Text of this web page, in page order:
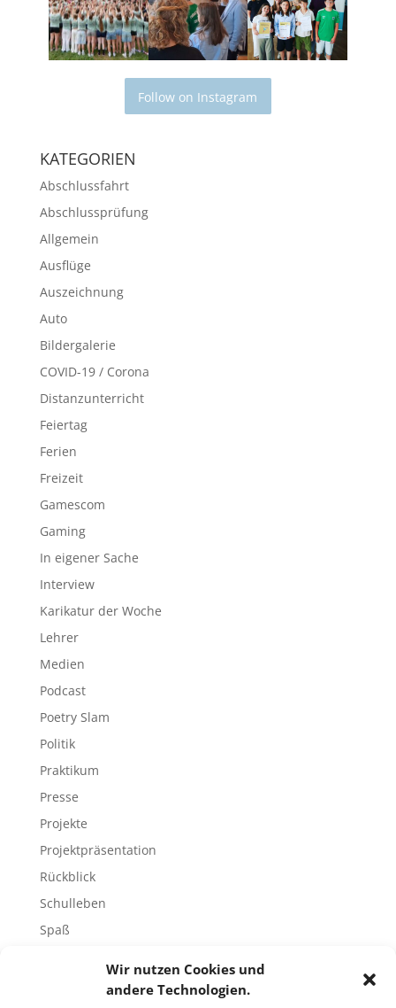
Wir nutzen Cookies und
andere Technologien.
Follow on Instagram
KATEGORIEN
Abschlussfahrt
Abschlussprüfung
Allgemein
Ausflüge
Auszeichnung
Auto
Bildergalerie
COVID-19 / Corona
Distanzunterricht
Feiertag
Ferien
Freizeit
Gamescom
Gaming
In eigener Sache
Interview
Karikatur der Woche
Lehrer
Medien
Podcast
Poetry Slam
Politik
Praktikum
Presse
Projekte
Projektpräsentation
Rückblick
Schulleben
Spaß